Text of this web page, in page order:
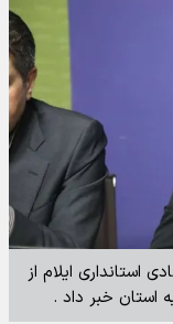
استانداری ایلام از
استان خبر داد .